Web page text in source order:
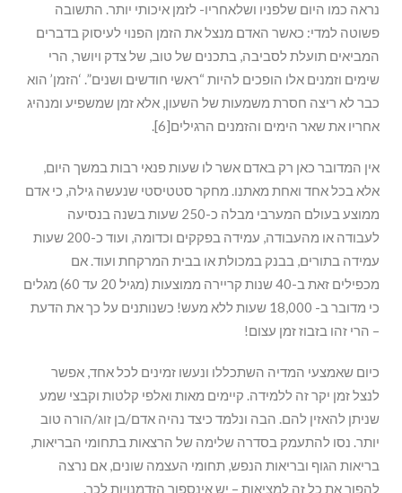
נראה כמו היום שלפניו ושלאחריו- לזמן איכותי יותר. התשובה
פשוטה למדי: כאשר האדם מנצל את הזמן הפנוי לעיסוק בדברים
המביאים תועלת לסביבה, בתכנים של טוב, של צדק ויושר, הרי
שימים וזמנים אלו הופכים להיות “ראשי חודשים ושנים”. ‘הזמן’ הוא
כבר לא ריצה חסרת משמעות של השעון, אלא זמן שמשפיע ומנהיג
אחריו את שאר הימים והזמנים הרגילים[6].
אין המדובר כאן רק באדם אשר לו שעות פנאי רבות במשך היום,
אלא בכל אחד ואחת מאתנו. מחקר סטטיסטי שנעשה גילה, כי אדם
ממוצע בעולם המערבי מבלה כ-250 שעות בשנה בנסיעה
לעבודה או מהעבודה, עמידה בפקקים וכדומה, ועוד כ-200 שעות
עמידה בתורים, בבנק במכולת או בבית המרקחת ועוד. אם
מכפילים זאת ב-40 שנות קריירה ממוצעות (מגיל 20 עד 60) מגלים
כי מדובר ב- 18,000 שעות ללא מעש! כשנותנים על כך את הדעת
– הרי זהו בזבוז זמן עצום!
כיום שאמצעי המדיה השתכללו ונעשו זמינים לכל אחד, אפשר
לנצל זמן יקר זה ללמידה. קיימים מאות ואלפי קלטות וקבצי שמע
שניתן להאזין להם. הבה ונלמד כיצד נהיה אדם/בן זוג/הורה טוב
יותר. נסו להתעמק בסדרה שלימה של הרצאות בתחומי הבריאות,
בריאות הגוף ובריאות הנפש, תחומי העצמה שונים, אם נרצה
להפוך את כל זה למציאות – יש אינספור הזדמנויות לכך.